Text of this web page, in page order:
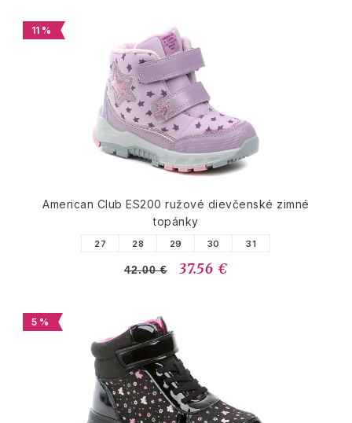
11 %
American Club ES200 ružové dievčenské zimné
topánky
27 28 29 30 31
42.00 € 37.56 €
5 %